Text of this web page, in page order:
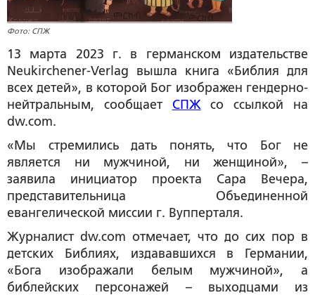
Фото: СПЖ
13 марта 2023 г. в германском издательстве
Neukirchener-Verlag вышла книга «Библия для
всех детей», в которой Бог изображен гендерно-
нейтральным, сообщает СПЖ со ссылкой на
dw.com.
«Мы стремились дать понять, что Бог не
является ни мужчиной, ни женщиной», –
заявила инициатор проекта Сара Вечера,
представительница Объединенной
евангелической миссии г. Вупперталя.
Журналист dw.com отмечает, что до сих пор в
детских Библиях, издававшихся в Германии,
«Бога изображали белым мужчиной», а
библейских персонажей – выходцами из